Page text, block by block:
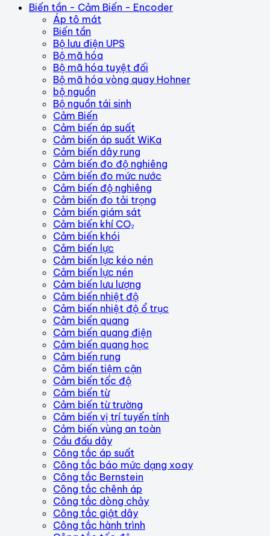
Biến tần - Cảm Biến - Encoder
Áp tô mát
Biến tần
Bộ lưu điện UPS
Bộ mã hóa
Bộ mã hóa tuyệt đối
Bộ mã hóa vòng quay Hohner
bộ nguồn
Bộ nguồn tái sinh
Cảm Biến
Cảm biến áp suất
Cảm biến áp suất WiKa
Cảm biến dây rung
Cảm biến đo độ nghiêng
Cảm biến đo mức nước
Cảm biến độ nghiêng
Cảm biến đo tải trọng
Cảm biến giám sát
Cảm biến khí CO₂
Cảm biến khói
Cảm biến lực
Cảm biến lực kéo nén
Cảm biến lực nén
Cảm biến lưu lượng
Cảm biến nhiệt độ
Cảm biến nhiệt độ ổ trục
Cảm biến quang
Cảm biến quang điện
Cảm biến quang học
Cảm biến rung
Cảm biến tiệm cận
Cảm biến tốc độ
Cảm biến từ
Cảm biến từ trường
Cảm biến vị trí tuyến tính
Cảm biến vùng an toàn
Cầu đấu dây
Công tắc áp suất
Công tắc báo mức dạng xoay
Công tắc Bernstein
Công tắc chênh áp
Công tắc dòng chảy
Công tắc giật dây
Công tắc hành trình